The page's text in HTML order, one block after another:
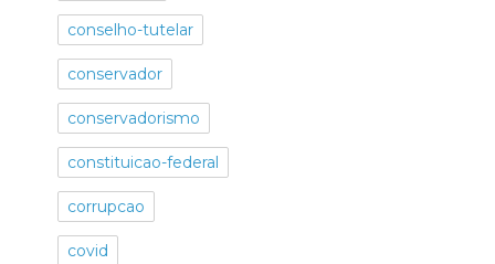
conselho-tutelar
conservador
conservadorismo
constituicao-federal
corrupcao
covid